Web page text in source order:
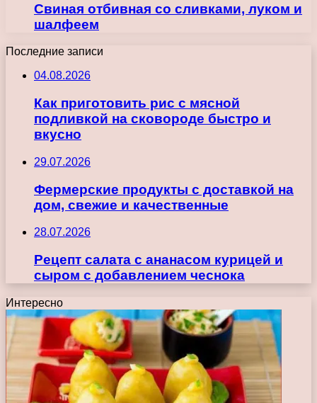
Свиная отбивная со сливками, луком и
шалфеем
Последние записи
04.08.2026
Как приготовить рис с мясной
подливкой на сковороде быстро и
вкусно
29.07.2026
Фермерские продукты с доставкой на
дом, свежие и качественные
28.07.2026
Рецепт салата с ананасом курицей и
сыром с добавлением чеснока
Интересно